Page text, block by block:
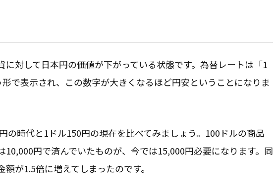
に対して日本円の価値が下がっている状態です。為替レートは「1
で表示され、この数字が大きくなるほど円安ということになりま
の時代と1ドル150円の現在を比べてみましょう。100ドルの商品
10,000円で済んでいたものが、今では15,000円必要になります。同
が1.5倍に増えてしまったのです。